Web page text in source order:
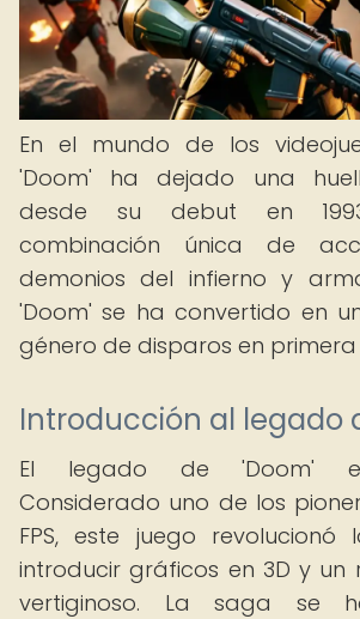
En el mundo de los
'Doom' ha dejado una
desde su debut en
combinación única de
demonios del infierno y
'Doom' se ha convertido en
género de disparos en
Introducción al legado
El legado de 'Doom'
Considerado uno de los
FPS, este juego
introducir gráficos en 3D y un
vertiginoso. La saga se